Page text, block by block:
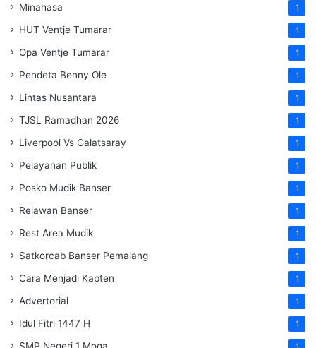
Minahasa 1
HUT Ventje Tumarar 1
Opa Ventje Tumarar 1
Pendeta Benny Ole 1
Lintas Nusantara 1
TJSL Ramadhan 2026 1
Liverpool Vs Galatsaray 1
Pelayanan Publik 1
Posko Mudik Banser 1
Relawan Banser 1
Rest Area Mudik 1
Satkorcab Banser Pemalang 1
Cara Menjadi Kapten 1
Advertorial 1
Idul Fitri 1447 H 1